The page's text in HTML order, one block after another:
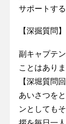
サポートす
【深掘質問】
副キャプテ
ことはあり
【深堀質問回
あいさつを
ンとしても